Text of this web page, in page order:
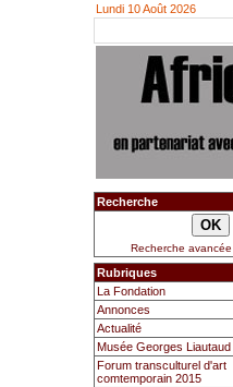
Lundi 10 Août 2026
Recherche
Recherche avancée
Rubriques
La Fondation
Annonces
Actualité
Musée Georges Liautaud
Forum transculturel d'art
comtemporain 2015